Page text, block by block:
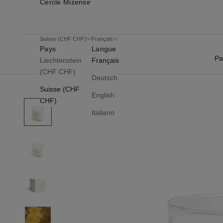
Cercle Mizensir
Suisse (CHF CHF)
Pays
Liechtenstein
(CHF CHF)
Suisse (CHF
CHF)
Français
Langue
Français
Deutsch
English
Italiano